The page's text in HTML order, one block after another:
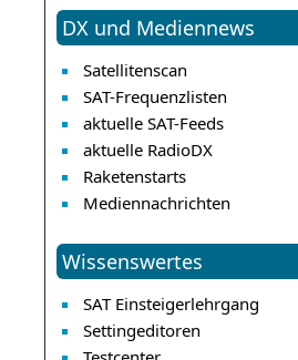
DX und Mediennews
Satellitenscan
SAT-Frequenzlisten
aktuelle SAT-Feeds
aktuelle RadioDX
Raketenstarts
Mediennachrichten
Wissenswertes
SAT Einsteigerlehrgang
Settingeditoren